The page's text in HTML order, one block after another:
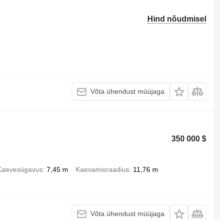
Hind nõudmisel
Võta ühendust müüjaga
350 000 $
7,45 m Kaevamisraadius 11,76 m
Võta ühendust müüjaga